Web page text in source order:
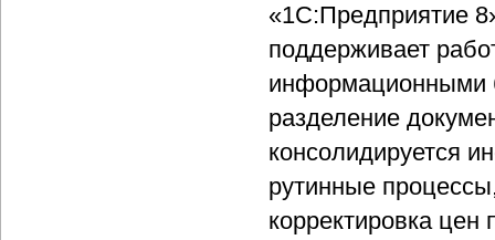
«1С:Предприятие
поддерживает
информационными
разделение
консолидируется
рутинные
корректировка цен